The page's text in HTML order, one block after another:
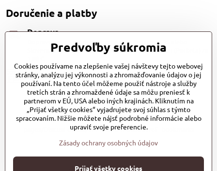
Doručenie a platby
Doprava
Dopravu našich produktov zabezpečuje Kurier SPS alebo
Slovenská pošta, cena 3,98 EUR. Alebo Zasilkovňou (Packeta) za
Platby
Dobierkou (1.20EUR)
Bankovým prevodom (zadarmo) QR kod
Platobnou bránou PayPal (zadarmo)
pages/DiscusFoodsk/127283484286336?ref=bookmarks
©2026Copyright
Predvoľby súkromiaZásady ochrany osobných údajov
Predvoľby súkromia
Cookies používame na zlepšenie vašej návštevy tejto webovej
stránky, analýzu jej výkonnosti a zhromažďovanie údajov o jej
používaní. Na tento účel môžeme použiť nástroje a služby
tretích strán a zhromaždené údaje sa môžu preniesť k
partnerom v EÚ, USA alebo iných krajinách. Kliknutím na
„Prijať všetky cookies“ vyjadrujete svoj súhlas s týmto
spracovaním. Nižšie môžete nájsť podrobné informácie alebo
upraviť svoje preferencie.
Zásady ochrany osobných údajov
Prijať všetky cookies